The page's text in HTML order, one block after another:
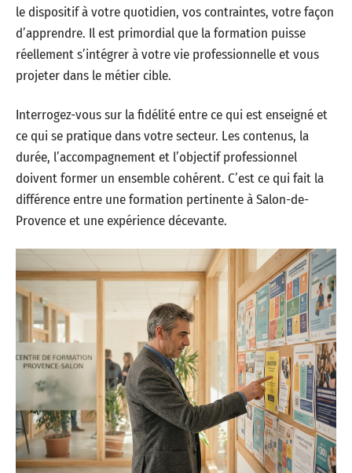
le dispositif à votre quotidien, vos contraintes, votre façon
d’apprendre. Il est primordial que la formation puisse
réellement s’intégrer à votre vie professionnelle et vous
projeter dans le métier cible.
Interrogez-vous sur la fidélité entre ce qui est enseigné et
ce qui se pratique dans votre secteur. Les contenus, la
durée, l’accompagnement et l’objectif professionnel
doivent former un ensemble cohérent. C’est ce qui fait la
différence entre une formation pertinente à Salon-de-
Provence et une expérience décevante.